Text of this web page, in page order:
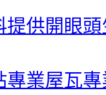
提供開眼
專業屋瓦